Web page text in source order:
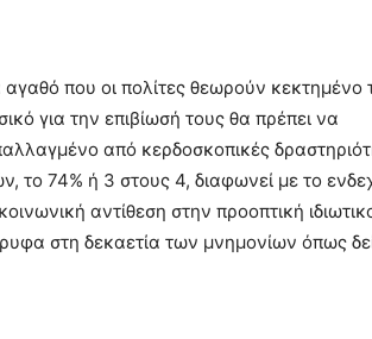
αγαθό που οι πολίτες θεωρούν κεκτημένο
για την επιβίωσή τους θα πρέπει να
από κερδοσκοπικές
το 74% ή 3 στους 4, διαφωνεί με το
αντίθεση στην προοπτική
στη δεκαετία των μνημονίων όπως